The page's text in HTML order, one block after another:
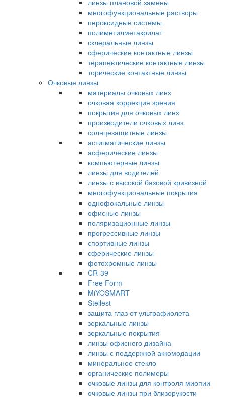
линзы плановой замены
многофункциональные растворы
пероксидные системы
полиметилметакрилат
склеральные линзы
сферические контактные линзы
терапевтические контактные линзы
торические контактные линзы
Очковые линзы
материалы очковых линз
очковая коррекция зрения
покрытия для очковых линз
производители очковых линз
солнцезащитные линзы
астигматические линзы
асферические линзы
компьютерные линзы
линзы для водителей
линзы с высокой базовой кривизной
многофункциональные покрытия
однофокальные линзы
офисные линзы
поляризационные линзы
прогрессивные линзы
спортивные линзы
сферические линзы
фотохромные линзы
CR-39
Free Form
MiYOSMART
Stellest
защита глаз от ультрафиолета
зеркальные линзы
зеркальные покрытия
линзы офисного дизайна
линзы с поддержкой аккомодации
минеральное стекло
органические полимеры
очковые линзы для контроля миопии
очковые линзы при близорукости